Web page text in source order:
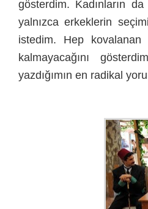
gösterdim. Kadınların
yalnızca erkeklerin
istedim. Hep
kalmayacağını
yazdığımın en radikal